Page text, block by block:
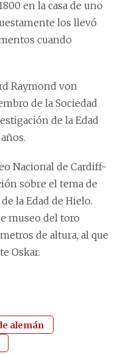
en la casa de uno
los llevó
cuando
Raymond von
de la Sociedad
de la Edad
Nacional de Cardiff-
sobre el tema de
la Edad de Hielo.
museo del toro
de altura, al que
Oskar.
alemán